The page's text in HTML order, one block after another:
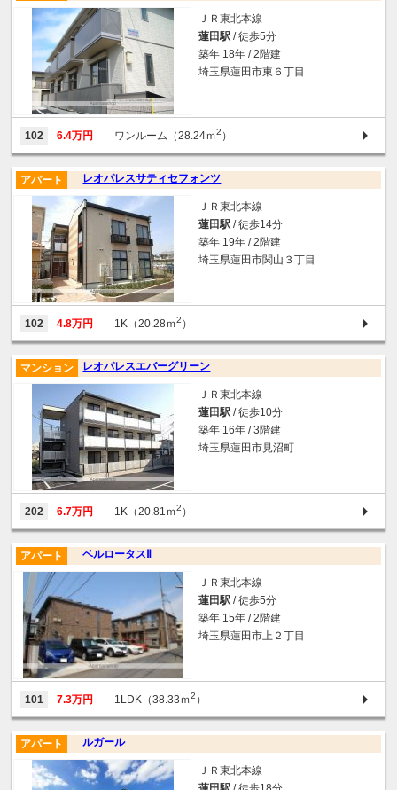
ＪＲ東北本線
蓮田駅 / 徒歩5分
築年 18年 / 2階建
埼玉県蓮田市東６丁目
102 6.4万円 ワンルーム（28.24ｍ2 ）
レオパレスサティセフォンツ
アパート
ＪＲ東北本線
蓮田駅 / 徒歩14分
築年 19年 / 2階建
埼玉県蓮田市関山３丁目
102 4.8万円 1K（20.28ｍ2 ）
レオパレスエバーグリーン
マンション
ＪＲ東北本線
蓮田駅 / 徒歩10分
築年 16年 / 3階建
埼玉県蓮田市見沼町
202 6.7万円 1K（20.81ｍ2 ）
ベルロータスⅡ
アパート
ＪＲ東北本線
蓮田駅 / 徒歩5分
築年 15年 / 2階建
埼玉県蓮田市上２丁目
101 7.3万円 1LDK（38.33ｍ2 ）
ルガール
アパート
ＪＲ東北本線